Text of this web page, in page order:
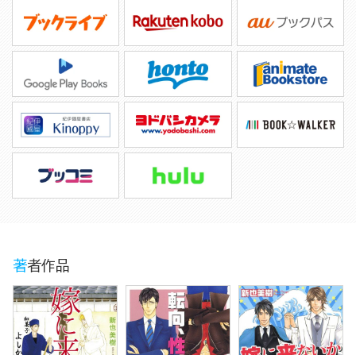
著者作品